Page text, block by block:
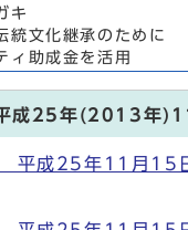
キ
統文化継承のために
ィ助成金を活用
成25年(2013年
平成25年11月15